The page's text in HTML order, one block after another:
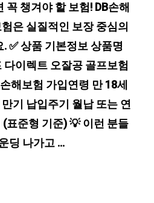
꼭 챙겨야 할 보험! DB손해
은 실질적인 보장 중심의
✅ 상품 기본정보 상품명
이렉트 오잘공 골프보험
해보험 가입연령 만 18세
기 납입주기 월납 또는 연
표준형 기준) 💡 이런 분들
딩 나가고 …